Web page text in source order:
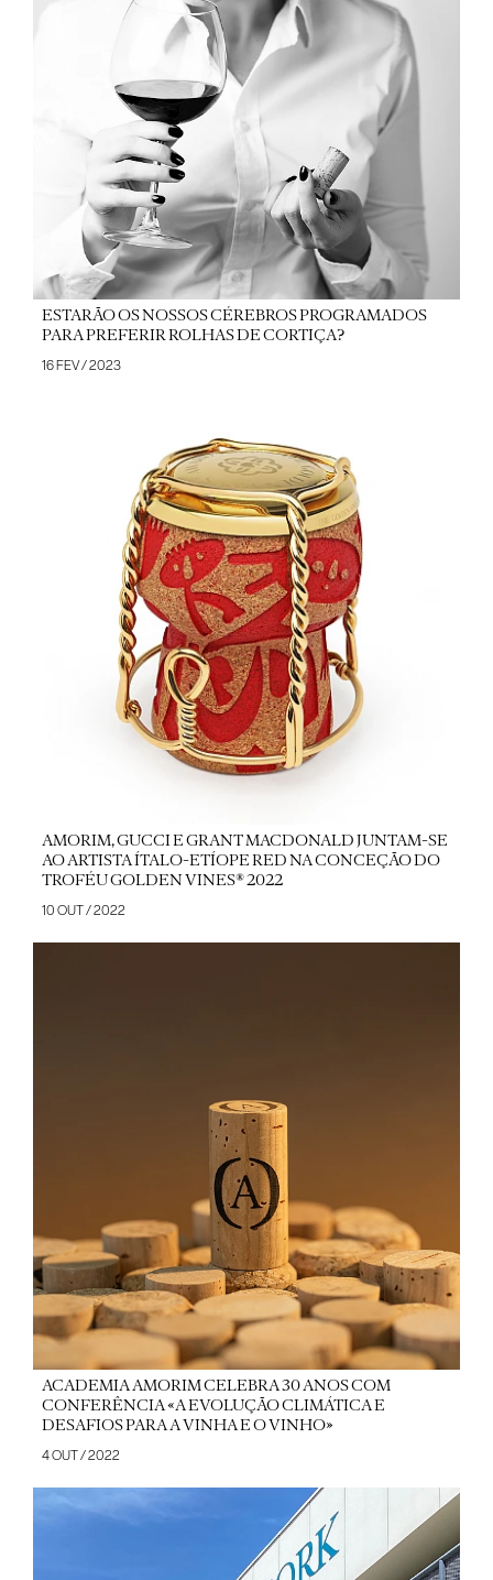
ESTARÃO OS NOSSOS CÉREBROS PROGRAMADOS
PARA PREFERIR ROLHAS DE CORTIÇA?
16 FEV / 2023
AMORIM, GUCCI E GRANT MACDONALD JUNTAM-SE
AO ARTISTA ÍTALO-ETÍOPE RED NA CONCEÇÃO DO
TROFÉU GOLDEN VINES® 2022
10 OUT / 2022
ACADEMIA AMORIM CELEBRA 30 ANOS COM
CONFERÊNCIA «A EVOLUÇÃO CLIMÁTICA E
DESAFIOS PARA A VINHA E O VINHO»
4 OUT / 2022